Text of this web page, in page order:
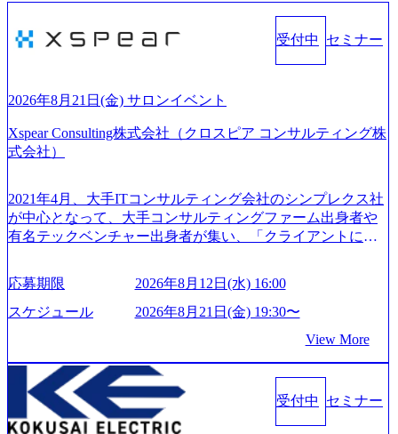
受付中 セミナー
2026年8月21日(金) サロンイベント
Xspear Consulting株式会社（クロスピア コンサルティング株
式会社）
2021年4月、大手ITコンサルティング会社のシンプレクス社
が中心となって、大手コンサルティングファーム出身者や
有名テックベンチャー出身者が集い、「クライアントにと
い」という想いの下で立ち上げた新鋭ファーム テクノロジ
ーがビジネスの成功に大きな影響力を持つDX時代におい
て、20年以上にわたってFintech業界を中心に最先端テクノ
つ、あらゆる業種・業界のクライアントの企業価値の最大
化を支援するために、戦略策定、組織改革、人材育成、業
務改善、実行支援などのコンサルティングサービスを一気
通貫で提供するのが特徴（いわゆる総合コンサルティング
ファーム） 社名の由来は”DXエリアにSpir（槍）を指して
応募期限
2026年8月12日(水) 16:00
スケジュール
2026年8月21日(金) 19:30〜
View More
受付中 セミナー